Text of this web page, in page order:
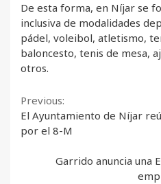
De esta forma, en Níjar se
inclusiva de modalidades
pádel, voleibol, atletismo,
baloncesto, tenis de mesa,
otros.
Continue
Reading
Previous:
El Ayuntamiento de Níjar
por el 8-M
Garrido anuncia una